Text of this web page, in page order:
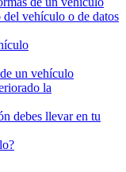
vehículo o de datos
un vehículo
la
debes llevar en tu